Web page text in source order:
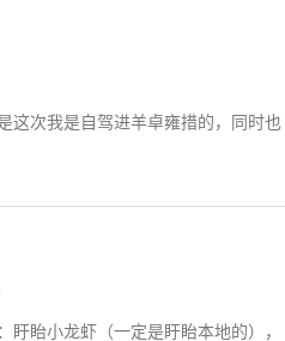
这次我是自驾进羊卓雍措的，同时也
眙小龙虾（一定是盱眙本地的），